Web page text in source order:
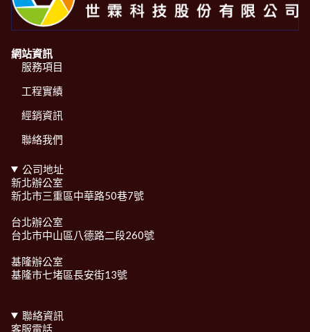
網站資訊
服務項目
工程實績
經銷資訊
聯絡我們
公司地址
新北辦公室
新北市三重區中華路50巷7號
台北辦公室
台北市中山區八德路二段260號
基隆辦公室
基隆市七堵區長安街13號
聯絡資訊
客服電話